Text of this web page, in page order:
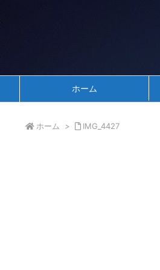
ホーム
ホーム > IMG_4427